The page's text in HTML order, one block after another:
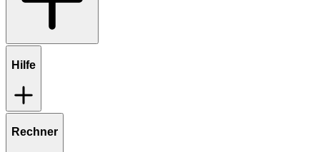
Hilfe
Rechner